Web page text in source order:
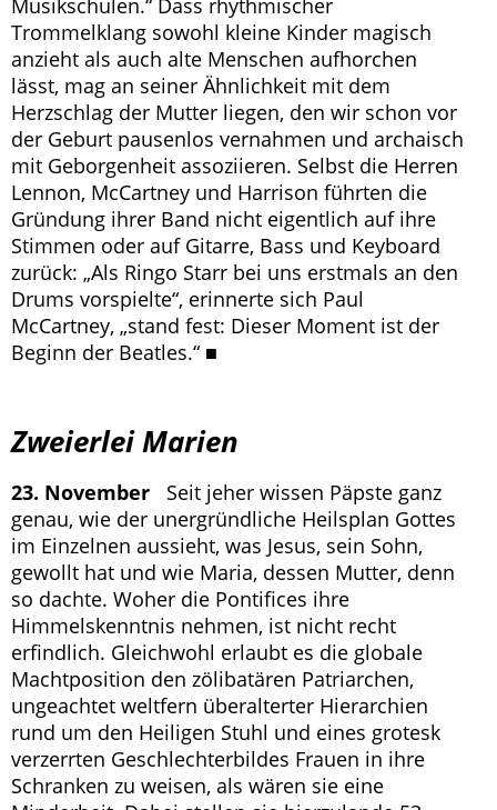
Musikschulen.“ Dass rhythmischer
Trommelklang sowohl kleine Kinder magisch
anzieht als auch alte Menschen aufhorchen
lässt, mag an seiner Ähnlichkeit mit dem
Herzschlag der Mutter liegen, den wir schon vor
der Geburt pausenlos vernahmen und archaisch
mit Geborgenheit assoziieren. Selbst die Herren
Lennon, McCartney und Harrison führten die
Gründung ihrer Band nicht eigentlich auf ihre
Stimmen oder auf Gitarre, Bass und Keyboard
zurück: „Als Ringo Starr bei uns erstmals an den
Drums vorspielte“, erinnerte sich Paul
McCartney, „stand fest: Dieser Moment ist der
Beginn der Beatles.“ ■
Zweierlei Marien
23. November Seit jeher wissen Päpste ganz
genau, wie der unergründliche Heilsplan Gottes
im Einzelnen aussieht, was Jesus, sein Sohn,
gewollt hat und wie Maria, dessen Mutter, denn
so dachte. Woher die Pontifices ihre
Himmelskenntnis nehmen, ist nicht recht
erfindlich. Gleichwohl erlaubt es die globale
Machtposition den zölibatären Patriarchen,
ungeachtet weltfern überalterter Hierarchien
rund um den Heiligen Stuhl und eines grotesk
verzerrten Geschlechterbildes Frauen in ihre
Schranken zu weisen, als wären sie eine